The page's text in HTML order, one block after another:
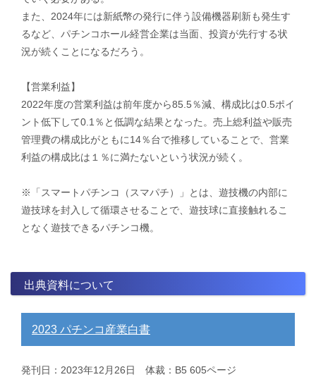
また、2024年には新紙幣の発行に伴う設備機器刷新も発生す
るなど、パチンコホール経営企業は当面、投資が先行する状
況が続くことになるだろう。
【営業利益】
2022年度の営業利益は前年度から85.5％減、構成比は0.5ポイ
ント低下して0.1％と低調な結果となった。売上総利益や販売
管理費の構成比がともに14％台で推移していることで、営業
利益の構成比は１％に満たないという状況が続く。
※「スマートパチンコ（スマパチ）」とは、遊技機の内部に
遊技球を封入して循環させることで、遊技球に直接触れるこ
となく遊技できるパチンコ機。
出典資料について
2023 パチンコ産業白書
発刊日：2023年12月26日 体裁：B5 605ページ